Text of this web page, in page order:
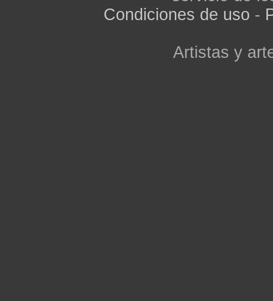
Condiciones de uso -
Artistas y